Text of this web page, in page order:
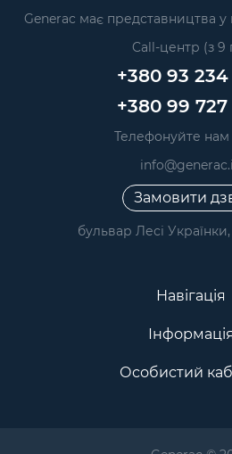
Generac має представництва у
Call-центр (з 9
+380 93
+380 99
Телефонуйте нам
Замовити
бульвар Лесі Українки,
Навігація
Інформація
Особистий